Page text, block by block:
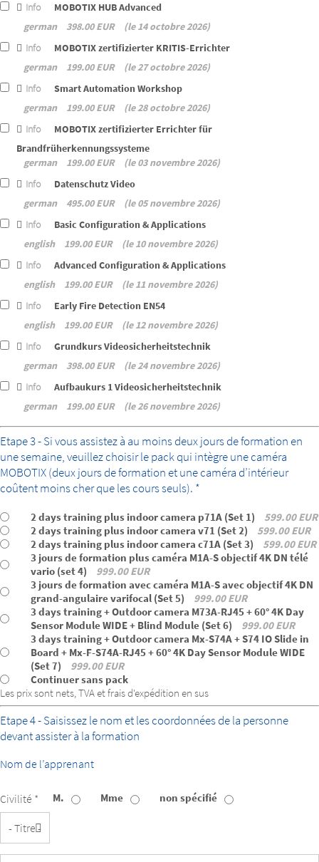
Info
MOBOTIX HUB Advanced
german
398.00 EUR
le 14 octobre 2026
Info
MOBOTIX zertifizierter KRITIS-Errichter
german
199.00 EUR
le 27 octobre 2026
Info
Smart Automation Workshop
german
199.00 EUR
le 28 octobre 2026
Info
MOBOTIX zertifizierter Errichter für
Brandfrüherkennungssysteme
german
199.00 EUR
le 03 novembre 2026
Info
Datenschutz Video
german
495.00 EUR
le 05 novembre 2026
Info
Basic Configuration & Applications
english
199.00 EUR
le 10 novembre 2026
Info
Advanced Configuration & Applications
english
199.00 EUR
le 11 novembre 2026
Info
Early Fire Detection EN54
english
199.00 EUR
le 12 novembre 2026
Info
Grundkurs Videosicherheitstechnik
german
398.00 EUR
le 24 novembre 2026
Info
Aufbaukurs 1 Videosicherheitstechnik
german
199.00 EUR le 26 novembre 2026
bundle
Etape 3 - Si vous assistez à au moins deux jours de formation en
une semaine, veuillez choisir le pack qui intègre une caméra
MOBOTIX (deux jours de formation et une caméra d’intérieur
coûtent moins cher que les cours seuls). *
2 days training plus indoor camera p71A (Set 1)
599.00 EUR
2 days training plus indoor camera v71 (Set 2)
599.00 EUR
2 days training plus indoor camera c71A (Set 3)
599.00 EUR
3 jours de formation plus caméra M1A-S objectif 4K DN télé
vario (set 4)
999.00 EUR
3 jours de formation avec caméra M1A-S avec objectif 4K DN
grand-angulaire varifocal (Set 5)
999.00 EUR
3 days training + Outdoor camera M73A-RJ45 + 60° 4K Day
Sensor Module WIDE + Blind Module (Set 6)
999.00 EUR
3 days training + Outdoor camera Mx-S74A + S74 IO Slide in
Board + Mx-F-S74A-RJ45 + 60° 4K Day Sensor Module WIDE
(Set 7)
999.00 EUR
Continuer sans pack
Les prix sont nets, TVA et frais d'expédition en sus
Etape 4 - Saisissez le nom et les coordonnées de la personne
devant assister à la formation
Nom de l’apprenant
Civilité * M. Mme non spécifié